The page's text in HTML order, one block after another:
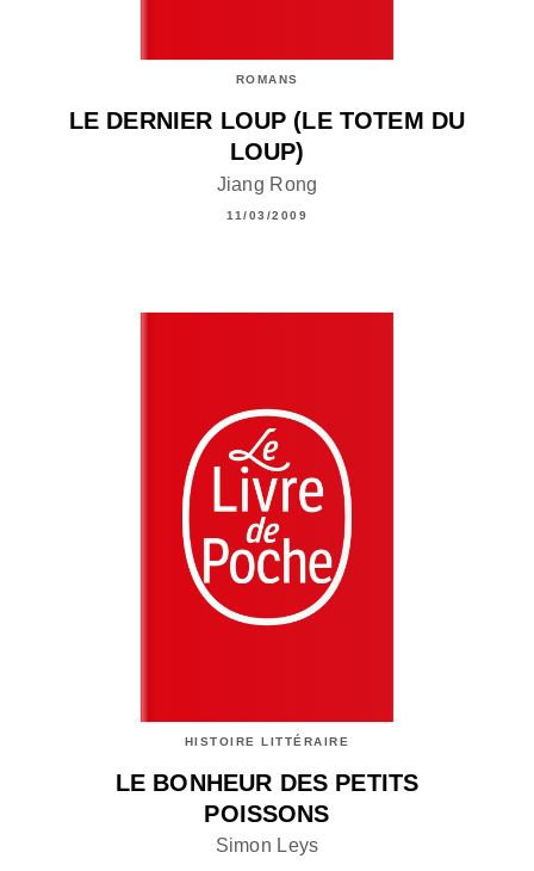
ROMANS
LE DERNIER LOUP (LE TOTEM DU
LOUP)
Jiang Rong
11/03/2009
HISTOIRE LITTÉRAIRE
LE BONHEUR DES PETITS
POISSONS
Simon Leys